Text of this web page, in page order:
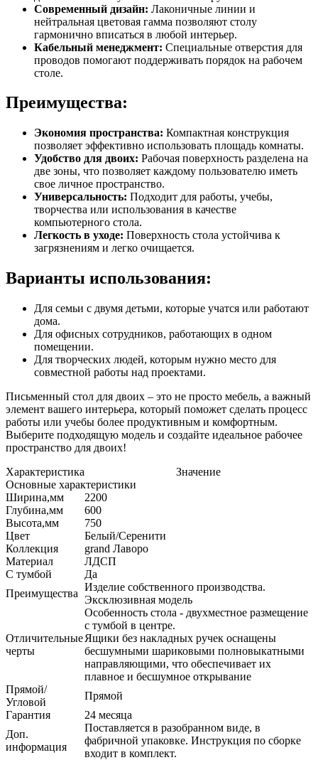
Современный дизайн: Лаконичные линии и
нейтральная цветовая гамма позволяют столу
гармонично вписаться в любой интерьер.
Кабельный менеджмент: Специальные отверстия для
проводов помогают поддерживать порядок на рабочем
столе.
Преимущества:
Экономия пространства: Компактная конструкция
позволяет эффективно использовать площадь комнаты.
Удобство для двоих: Рабочая поверхность разделена на
две зоны, что позволяет каждому пользователю иметь
свое личное пространство.
Универсальность: Подходит для работы, учебы,
творчества или использования в качестве
компьютерного стола.
Легкость в уходе: Поверхность стола устойчива к
загрязнениям и легко очищается.
Варианты использования:
Для семьи с двумя детьми, которые учатся или работают
дома.
Для офисных сотрудников, работающих в одном
помещении.
Для творческих людей, которым нужно место для
совместной работы над проектами.
Письменный стол для двоих – это не просто мебель, а важный
элемент вашего интерьера, который поможет сделать процесс
работы или учебы более продуктивным и комфортным.
Выберите подходящую модель и создайте идеальное рабочее
пространство для двоих!
Характеристика
Значение
Основные характеристики
Ширина,мм
2200
Глубина,мм
600
Высота,мм
750
Цвет
Белый/Серенити
Коллекция
grand Лаворо
Материал
ЛДСП
С тумбой
Да
Преимущества
Изделие собственного производства.
Эксклюзивная модель
Отличительные
черты
Особенность стола - двухместное размещение
с тумбой в центре.
Ящики без накладных ручек оснащены
бесшумными шариковыми полновыкатными
направляющими, что обеспечивает их
плавное и бесшумное открывание
Прямой/
Угловой
Прямой
Гарантия
24 месяца
Доп.
информация
Поставляется в разобранном виде, в
фабричной упаковке. Инструкция по сборке
входит в комплект.